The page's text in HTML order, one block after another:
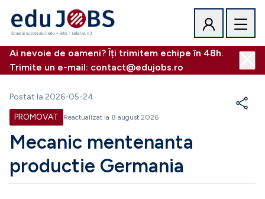
Ai nevoie de oameni? Îți trimitem echipe în 48h.
Trimite un e-mail: contact@edujobs.ro
Postat la 2026-05-24
PROMOVAT
Reactualizat la 8 august 2026
Mecanic mentenanta
productie Germania